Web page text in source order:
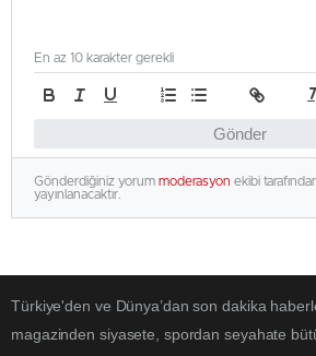
Gönder
En az 10 karakter gerekli
Gönderdiğiniz yorum moderasyon ekibi
yayınlanacaktır.
Türkiye'den ve Dünya’dan son dakika
magazinden siyasete, spordan seyahate